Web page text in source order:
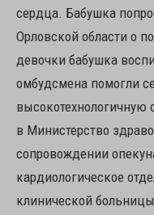
сердца. Бабушка
Орловской области о
девочки бабушка
омбудсмена помогли
в Министерство
сопровождении
кардиологическое
клинической